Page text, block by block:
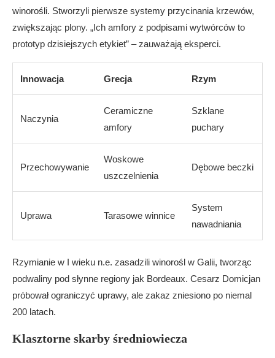
winorośli. Stworzyli pierwsze systemy przycinania krzewów,
zwiększając plony. „Ich amfory z podpisami wytwórców to
prototyp dzisiejszych etykiet” – zauważają eksperci.
Innowacja Grecja Rzym
Naczynia
Ceramiczne
amfory
Szklane
puchary
Przechowywanie
Woskowe
uszczelnienia
Dębowe beczki
Uprawa Tarasowe winnice
System
nawadniania
Rzymianie w I wieku n.e. zasadzili winorośl w Galii, tworząc
podwaliny pod słynne regiony jak Bordeaux. Cesarz Domicjan
próbował ograniczyć uprawy, ale zakaz zniesiono po niemal
200 latach.
Klasztorne skarby średniowiecza